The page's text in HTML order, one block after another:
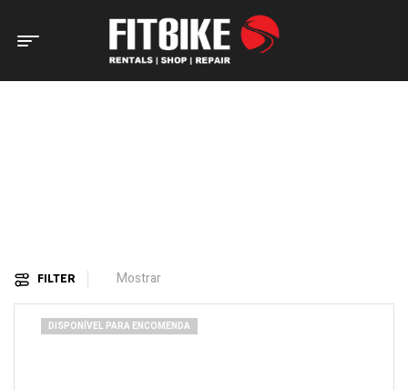
Home Page Produtos etiquetados com “BTT”
FILTER Mostrar
DISPONÍVEL PARA ENCOMENDA